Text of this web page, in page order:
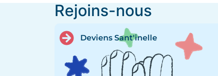
Rejoins-nous
Deviens Sant'inelle